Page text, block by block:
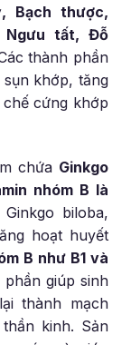
Bạch thược,
Ngưu tất, Đỗ
thành phần
khớp, tăng
cứng khớp
chứa Ginkgo
nhóm B là
biloba,
hoạt huyết
B như B1 và
phần giúp sinh
thành mạch
kinh. Sản